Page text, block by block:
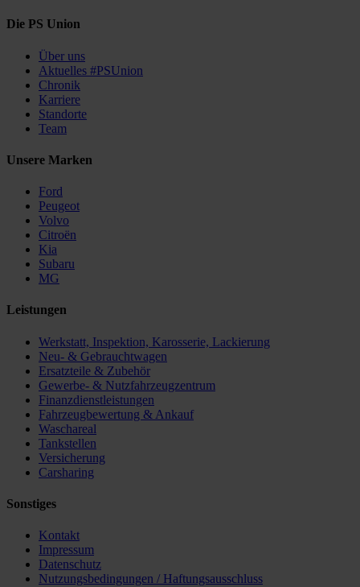
Die PS Union
Über uns
Aktuelles #PSUnion
Chronik
Karriere
Standorte
Team
Unsere Marken
Ford
Peugeot
Volvo
Citroën
Kia
Subaru
MG
Leistungen
Werkstatt, Inspektion, Karosserie, Lackierung
Neu- & Gebrauchtwagen
Ersatzteile & Zubehör
Gewerbe- & Nutzfahrzeugzentrum
Finanzdienstleistungen
Fahrzeugbewertung & Ankauf
Waschareal
Tankstellen
Versicherung
Carsharing
Sonstiges
Kontakt
Impressum
Datenschutz
Nutzungsbedingungen / Haftungsausschluss